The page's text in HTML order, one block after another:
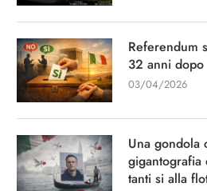
Referendum
32 anni dopo
03/04/2026
Una gondola
tanti si alla